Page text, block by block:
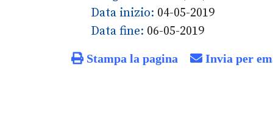
Data inizio: 04-05-2019
Data fine: 06-05-2019
Stampa la pagina Invia per